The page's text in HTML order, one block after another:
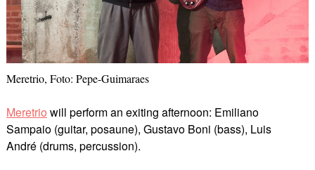
Meretrio, Foto: Pepe-Guimaraes
Meretrio will perform an exiting afternoon: Emiliano
Sampaio (guitar, posaune), Gustavo Boni (bass), Luis
André (drums, percussion).